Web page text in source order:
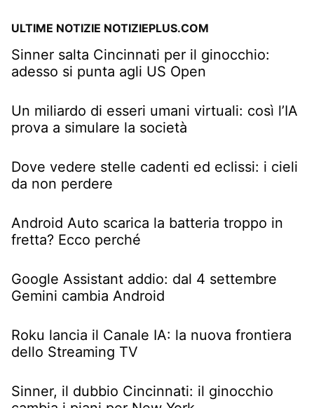
ULTIME NOTIZIE NOTIZIEPLUS.COM
Sinner salta Cincinnati per il ginocchio:
adesso si punta agli US Open
Un miliardo di esseri umani virtuali: così l’IA
prova a simulare la società
Dove vedere stelle cadenti ed eclissi: i cieli
da non perdere
Android Auto scarica la batteria troppo in
fretta? Ecco perché
Google Assistant addio: dal 4 settembre
Gemini cambia Android
Roku lancia il Canale IA: la nuova frontiera
dello Streaming TV
Sinner, il dubbio Cincinnati: il ginocchio